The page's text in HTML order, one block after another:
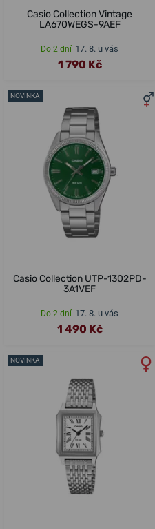
Casio Collection Vintage
LA670WEGS-9AEF
Do 2 dní 17. 8. u vás
1 790 Kč
NOVINKA
Casio Collection UTP-1302PD-
3A1VEF
Do 2 dní 17. 8. u vás
1 490 Kč
NOVINKA